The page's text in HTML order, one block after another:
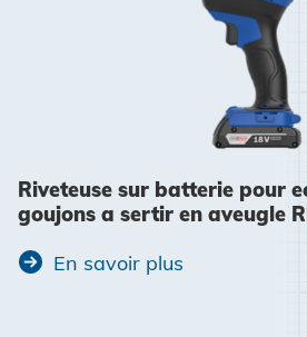
Riveteuse sur batterie pour
goujons a sertir en aveugle
En savoir plus